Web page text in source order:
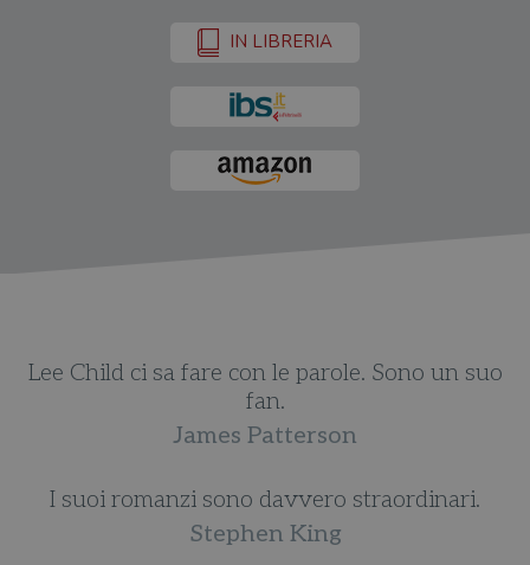
IN LIBRERIA
Lee Child ci sa fare con le parole. Sono un suo
fan.
James Patterson
I suoi romanzi sono davvero straordinari.
Stephen King